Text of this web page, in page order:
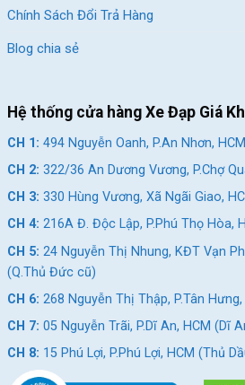
5 cũ)
CH 3:
cũ)
CH 5:24 Nguyễn Thị Nhung,
HCM (Q.Thủ Đức cũ)
CH 6:268 Nguyễn Thị Thập,
cũ)
CH 7:05 Nguyễn Trãi, P.Dĩ An,
cũ)
CH 8:15 Phú Lợi, P.Phú Lợi,
Dương cũ)
SKU: FD25
Chính Sách Đổi Trả Hàng
Blog chia sẻ
Hệ thống cửa hàng Xe Đạp Giá
CH 1: 494 Nguyễn Oanh, P.An Nhơn,
CH 2: 322/36 An Dương Vương, P.Chợ
CH 3: 330 Hùng Vương, Xã Ngãi Giao,
CH 4: 216A Đ. Độc Lập, P.Phú Thọ Hòa,
CH 5: 24 Nguyễn Thị Nhung, KĐT Vạn
(Q.Thủ Đức cũ)
CH 6: 268 Nguyễn Thị Thập, P.Tân
CH 7: 05 Nguyễn Trãi, P.Dĩ An, HCM (Dĩ
CH 8: 15 Phú Lợi, P.Phú Lợi, HCM (Thủ